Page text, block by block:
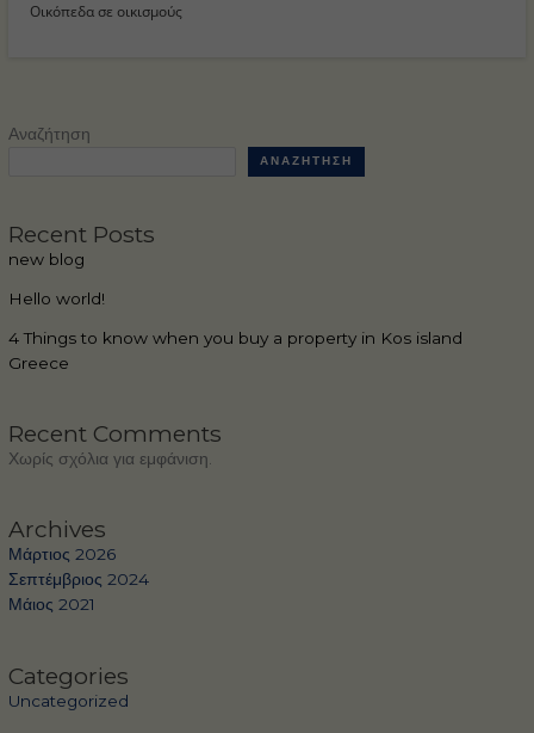
Οικόπεδα σε οικισμούς
Αναζήτηση
ΑΝΑΖΉΤΗΣΗ
Recent Posts
new blog
Hello world!
4 Things to know when you buy a property in Kos island
Greece
Recent Comments
Χωρίς σχόλια για εμφάνιση.
Archives
Μάρτιος 2026
Σεπτέμβριος 2024
Μάιος 2021
Categories
Uncategorized